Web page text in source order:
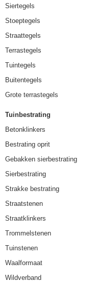
Siertegels
Stoeptegels
Straattegels
Terrastegels
Tuintegels
Buitentegels
Grote terrastegels
Tuinbestrating
Betonklinkers
Bestrating oprit
Gebakken sierbestrating
Sierbestrating
Strakke bestrating
Straatstenen
Straatklinkers
Trommelstenen
Tuinstenen
Waalformaat
Wildverband